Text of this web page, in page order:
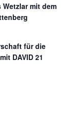
mit dem
für die
DAVID 21